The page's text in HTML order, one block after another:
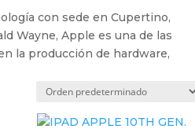
con sede en Cupertino,
Wayne, Apple es una de las
la producción de hardware,